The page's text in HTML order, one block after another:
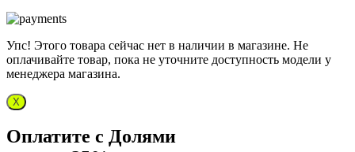
Упс! Этого товара сейчас нет в наличии в магазине. Не
оплачивайте товар, пока не уточните доступность модели у
менеджера магазина.
X
Оплатите с Долями